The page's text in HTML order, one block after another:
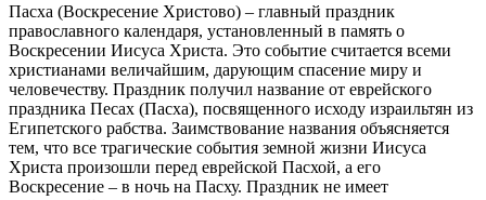
Пасха (Воскресение Христово) – главный праздник
православного календаря, установленный в память о
Воскресении Иисуса Христа. Это событие считается всеми
христианами величайшим, дарующим спасение миру и
человечеству. Праздник получил название от еврейского
праздника Песах (Пасха), посвященного исходу израильтян из
Египетского рабства. Заимствование названия объясняется
тем, что все трагические события земной жизни Иисуса
Христа произошли перед еврейской Пасхой, а его
Воскресение – в ночь на Пасху. Праздник не имеет